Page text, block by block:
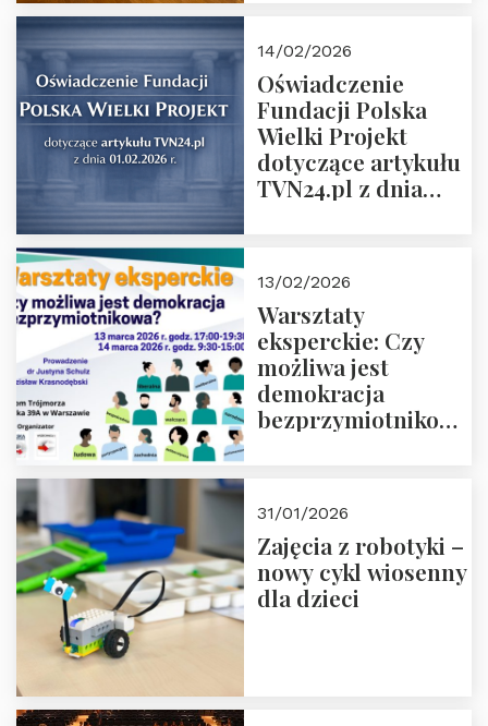
14/02/2026
Oświadczenie
Fundacji Polska
Wielki Projekt
dotyczące artykułu
TVN24.pl z dnia
13/02/2026
Warsztaty
eksperckie: Czy
możliwa jest
demokracja
bezprzymiotnikowa?
31/01/2026
Zajęcia z robotyki –
nowy cykl wiosenny
dla dzieci